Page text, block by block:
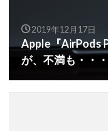
2019年12月17日
Apple『AirPods
が、不満も・・・